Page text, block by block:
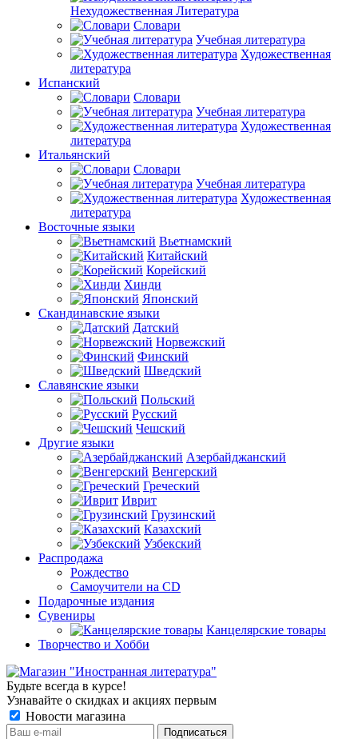
Нехудожественная Литература
Словари
Учебная литература
Художественная
литература
Испанский
Словари
Учебная литература
Художественная
литература
Итальянский
Словари
Учебная литература
Художественная
литература
Восточные языки
Вьетнамский
Китайский
Корейский
Хинди
Японский
Скандинавские языки
Датский
Норвежский
Финский
Шведский
Славянские языки
Польский
Русский
Чешский
Другие языки
Азербайджанский
Венгерский
Греческий
Иврит
Грузинский
Казахский
Узбекский
Распродажа
Рождество
Самоучители на CD
Подарочные издания
Сувениры
Канцелярские товары
Творчество и Хобби
Будьте всегда в курсе!
Узнавайте о скидках и акциях первым
Новости магазина